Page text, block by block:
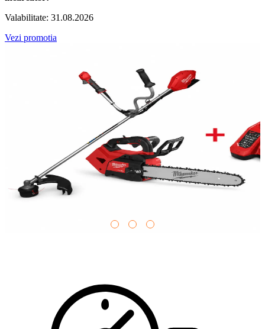
Fluide